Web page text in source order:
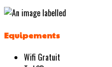
Equipements
Wifi Gratuit